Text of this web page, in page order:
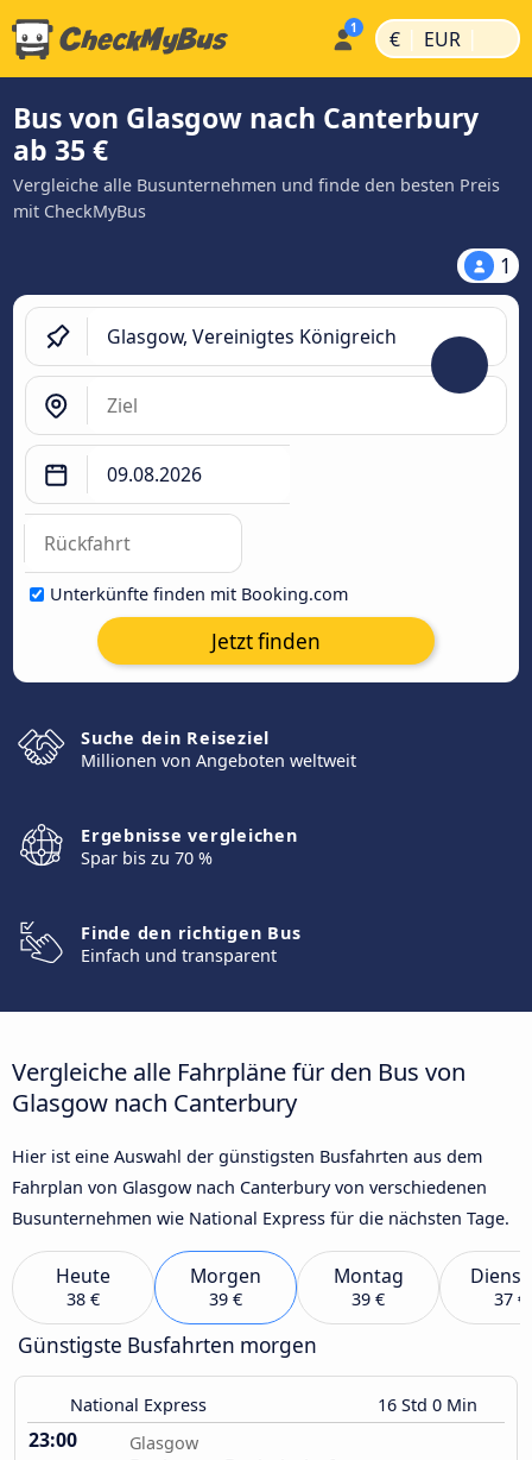
€ | EUR |
Bus von Glasgow nach Canterbury
ab 35 €
Vergleiche alle Busunternehmen und finde den besten Preis
mit CheckMyBus
1
Unterkünfte finden mit Booking.com
Jetzt finden
Suche dein Reiseziel
Millionen von Angeboten weltweit
Ergebnisse vergleichen
Spar bis zu 70 %
Finde den richtigen Bus
Einfach und transparent
Vergleiche alle Fahrpläne für den Bus von
Glasgow nach Canterbury
Hier ist eine Auswahl der günstigsten Busfahrten aus dem
Fahrplan von Glasgow nach Canterbury von verschiedenen
Busunternehmen wie National Express für die nächsten Tage.
Heute
38 €
Morgen
39 €
Montag
39 € 37 €
Günstigste Busfahrten morgen
National Express 16 Std 0 Min
23:00 Glasgow